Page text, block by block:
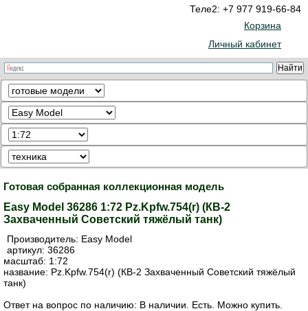
Теле2: +7 977 919-66-84
Корзина
Личный кабинет
Готовая собранная коллекционная модель
Easy Model 36286 1:72 Pz.Kpfw.754(r) (КВ-2
Захваченный Советский тяжёлый танк)
Производитель: Easy Model
артикул: 36286
масштаб: 1:72
название: Pz.Kpfw.754(r) (КВ-2 Захваченный Советский тяжёлый
танк)
Ответ на вопрос по наличию: В наличии. Есть. Можно купить.